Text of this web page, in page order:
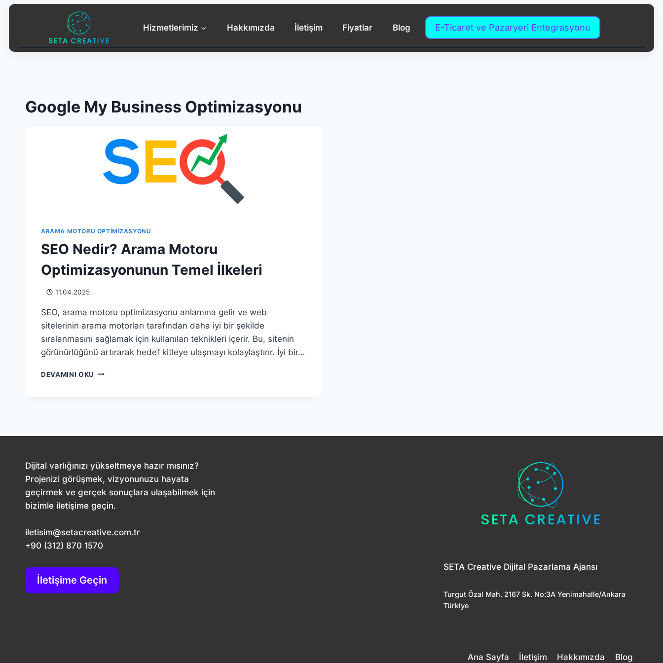
Skip
Hizmetlerimiz Hakkımızda İletişim Fiyatlar Blog E-Ticaret ve Pazaryeri Entegrasyonu
Google My Business Optimizasyonu
ARAMA MOTORU OPTIMIZASYONU
SEO Nedir? Arama Motoru
Optimizasyonunun Temel İlkeleri
11.04.2025
SEO, arama motoru optimizasyonu anlamına gelir ve web
sitelerinin arama motorları tarafından daha iyi bir şekilde
sıralanmasını sağlamak için kullanılan teknikleri içerir. Bu, sitenin
görünürlüğünü artırarak hedef kitleye ulaşmayı kolaylaştırır. İyi bir…
DEVAMINI OKU SEO
Dijital varlığınızı yükseltmeye hazır mısınız?
Projenizi görüşmek, vizyonunuzu hayata
geçirmek ve gerçek sonuçlara ulaşabilmek için
bizimle iletişime geçin.
iletisim@setacreative.com.tr
+90 (312) 870 1570
İletişime Geçin
SETA Creative Dijital Pazarlama Ajansı
Turgut Özal Mah. 2167 Sk. No:3A Yenimahalle/Ankara
Türkiye
Ana Sayfa İletişim Hakkımızda Blog